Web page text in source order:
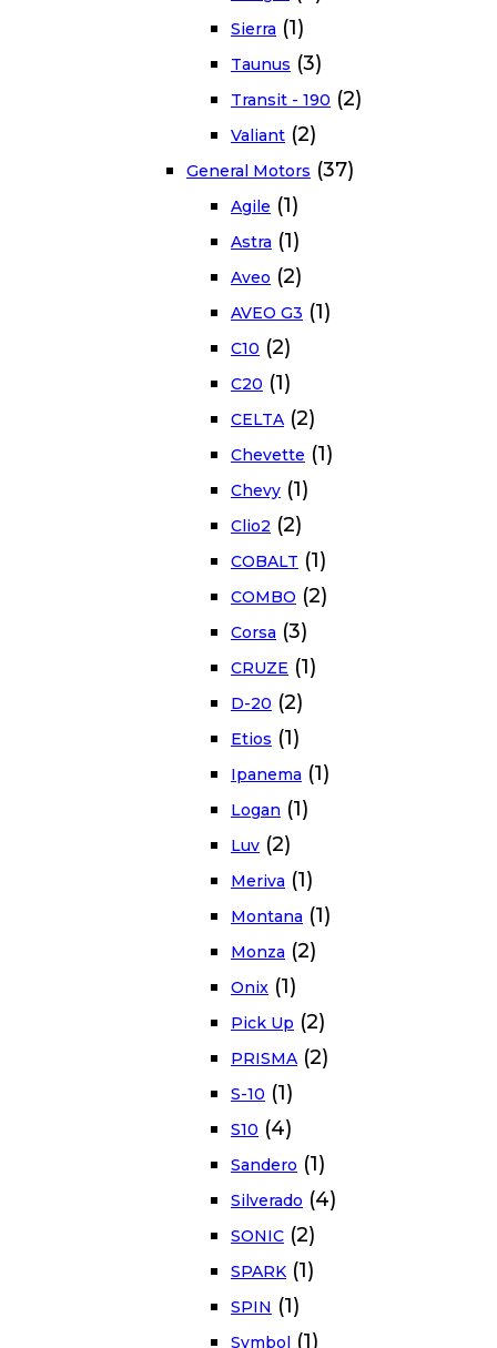
Sierra (1)
Taunus (3)
Transit - 190 (2)
Valiant (2)
General Motors (37)
Agile (1)
Astra (1)
Aveo (2)
AVEO G3 (1)
C10 (2)
C20 (1)
CELTA (2)
Chevette (1)
Chevy (1)
Clio2 (2)
COBALT (1)
COMBO (2)
Corsa (3)
CRUZE (1)
D-20 (2)
Etios (1)
Ipanema (1)
Logan (1)
Luv (2)
Meriva (1)
Montana (1)
Monza (2)
Onix (1)
Pick Up (2)
PRISMA (2)
S-10 (1)
S10 (4)
Sandero (1)
Silverado (4)
SONIC (2)
SPARK (1)
SPIN (1)
Symbol (1)